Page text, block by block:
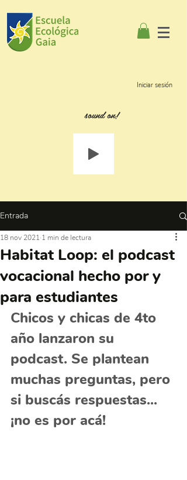
Iniciar sesión
sound on!
Entrada
Habitat Loop: el podcast
vocacional hecho por y
para estudiantes
18 nov 2021 1 min de lectura
Chicos y chicas de 4to
año lanzaron su
podcast. Se plantean
muchas preguntas, pero
si buscás respuestas...
¡no es por acá!